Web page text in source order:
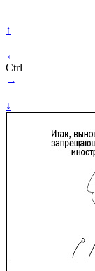
↑
←
Ctrl
→
↓